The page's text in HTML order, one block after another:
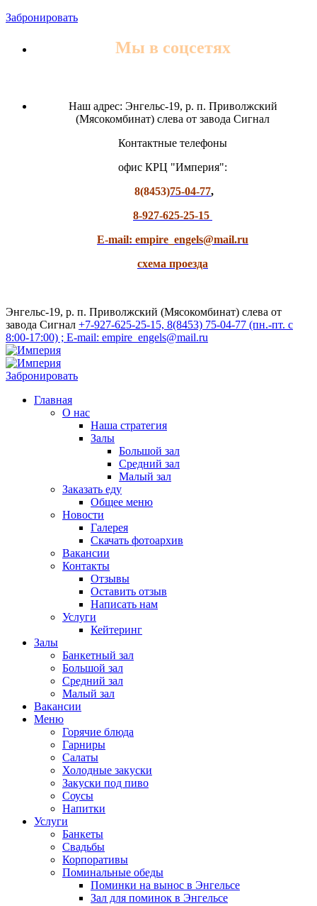
Забронировать
Мы в соцсетях
Наш адрес: Энгельс-19, р. п. Приволжский
(Мясокомбинат) слева от завода Сигнал
Контактные телефоны
офис КРЦ "Империя":
8(8453)75-04-77,
8-927-625-25-15
E-mail: empire_engels@mail.ru
схема проезда
Энгельс-19, р. п. Приволжский (Мясокомбинат) слева от
завода Сигнал +7-927-625-25-15, 8(8453) 75-04-77 (пн.-пт. с
8:00-17:00) ; E-mail: empire_engels@mail.ru
Забронировать
Главная
О нас
Наша стратегия
Залы
Большой зал
Средний зал
Малый зал
Заказать еду
Общее меню
Новости
Галерея
Скачать фотоархив
Вакансии
Контакты
Отзывы
Оставить отзыв
Написать нам
Услуги
Кейтеринг
Залы
Банкетный зал
Большой зал
Средний зал
Малый зал
Вакансии
Меню
Горячие блюда
Гарниры
Салаты
Холодные закуски
Закуски под пиво
Соусы
Напитки
Услуги
Банкеты
Свадьбы
Корпоративы
Поминальные обеды
Поминки на вынос в Энгельсе
Зал для поминок в Энгельсе